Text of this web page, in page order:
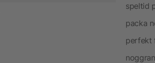
speltid
packa
perfekt